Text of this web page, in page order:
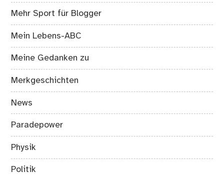
Mehr Sport für Blogger
Mein Lebens-ABC
Meine Gedanken zu
Merkgeschichten
News
Paradepower
Physik
Politik